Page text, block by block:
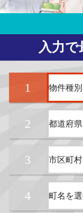
入力で
1
2
3
4